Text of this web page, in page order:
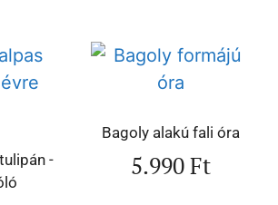
-
Bagoly alakú fali óra
5.990Ft